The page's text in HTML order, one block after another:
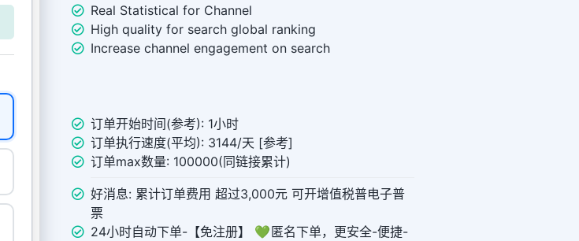
Real Statistical for Channel
High quality for search global ranking
Increase channel engagement on search
订单开始时间(参考): 1小时
订单执行速度(平均): 3144/天 [参考]
订单max数量: 100000(同链接累计)
好消息: 累计订单费用 超过3,000元 可开增值税普电子普
票
24小时自动下单-【免注册】 💚 匿名下单，更安全-便捷-